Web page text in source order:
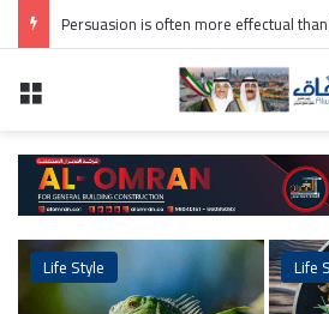
Spieth in danger of missing cut
Life Style Life